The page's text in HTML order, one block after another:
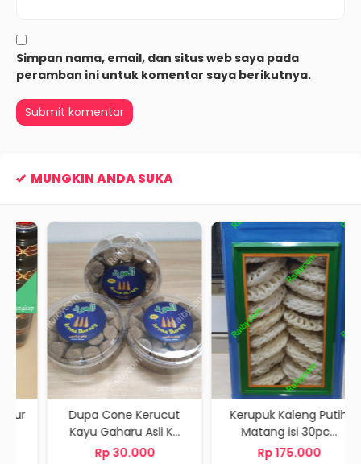
Simpan nama, email, dan situs web saya pada
peramban ini untuk komentar saya berikutnya.
MUNGKIN ANDA SUKA
Dupa Cone Kerucut
Kayu Gaharu Asli K...
Rp 30.000
Kerupuk Kaleng Putih
Matang isi 30pc...
Rp 175.000